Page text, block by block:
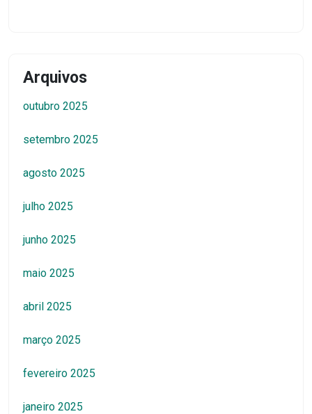
Arquivos
outubro 2025
setembro 2025
agosto 2025
julho 2025
junho 2025
maio 2025
abril 2025
março 2025
fevereiro 2025
janeiro 2025